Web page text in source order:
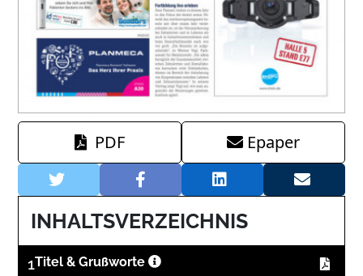
PDF Epaper
INHALTSVERZEICHNIS
1Titel & Grußworte